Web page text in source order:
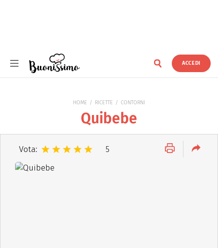
ACCEDI
HOME RICETTE CONTORNI
Quibebe
Vota: 5